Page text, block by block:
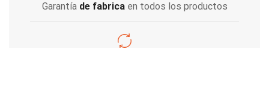
Garantía de fabricaen todos los productos